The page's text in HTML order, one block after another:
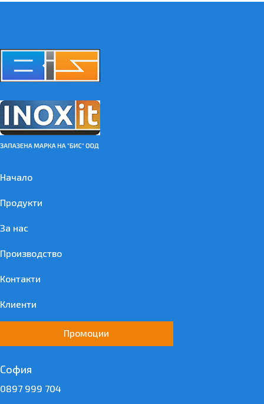
Начало
Продукти
За нас
Производство
Контакти
Клиенти
Промоции
София
0897 999 704